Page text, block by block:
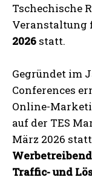
Tschechische
Veranstaltung
2026 statt.
Gegründet im
Conferences
Online-
auf der TES
März 2026
Traffic- und